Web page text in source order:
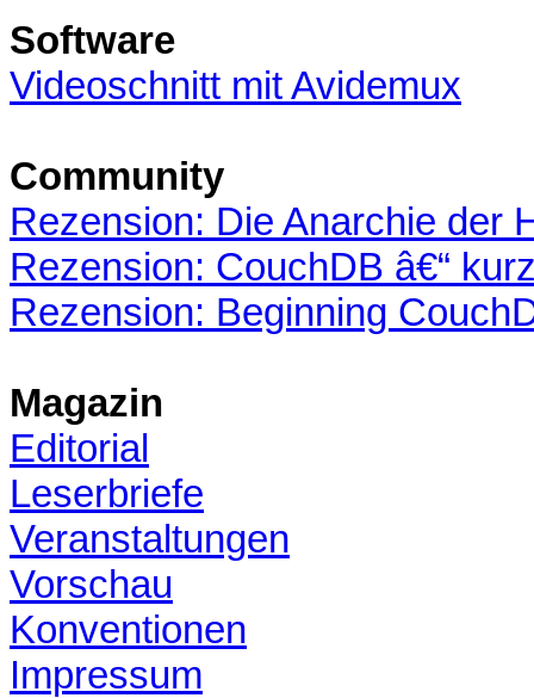
Software
Videoschnitt mit Avidemux
Community
Rezension: Die Anarchie der
Rezension: CouchDB â€“
Rezension: Beginning
Magazin
Editorial
Leserbriefe
Veranstaltungen
Vorschau
Konventionen
Impressum